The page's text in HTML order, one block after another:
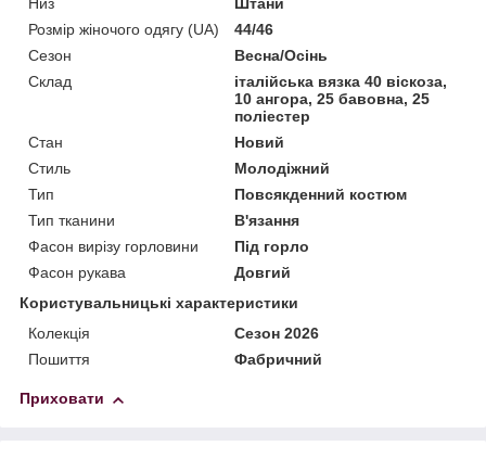
Низ
Штани
Розмір жіночого одягу (UA)
44/46
Сезон
Весна/Осінь
Склад
італійська вязка 40 віскоза,
10 ангора, 25 бавовна, 25
поліестер
Стан
Новий
Стиль
Молодіжний
Тип
Повсякденний костюм
Тип тканини
В'язання
Фасон вирізу горловини
Під горло
Фасон рукава
Довгий
Користувальницькі характеристики
Колекція
Сезон 2026
Пошиття
Фабричний
Приховати